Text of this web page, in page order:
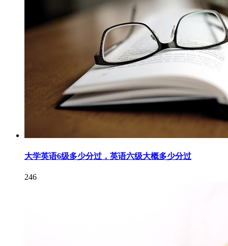
大学英语6级多少分过，英语六级大概多少分过
246